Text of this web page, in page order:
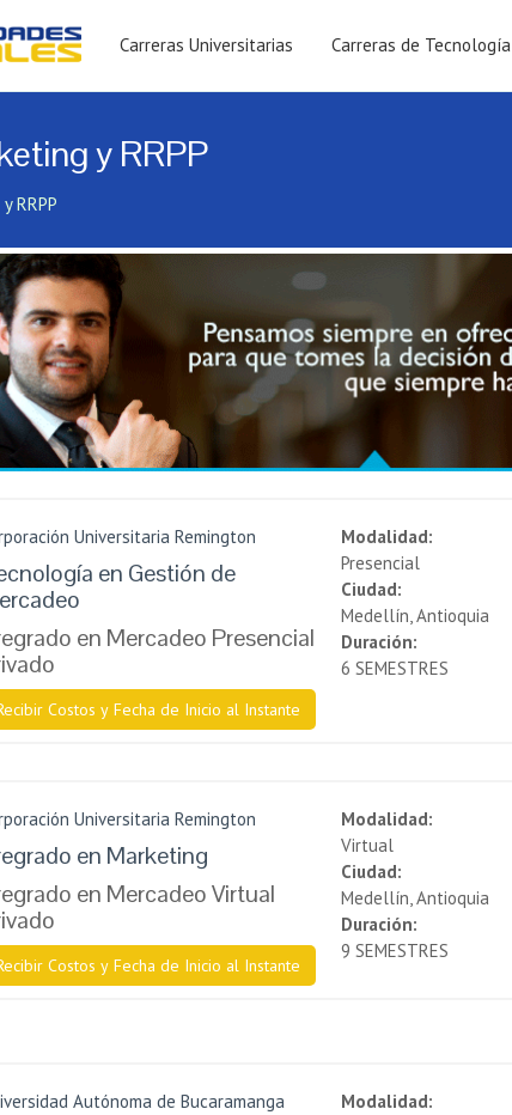
Carreras Universitarias Carreras de Tecnología
y RRPP
RRPP
Universitaria Remington
en Gestión de
en Mercadeo Presencial
Costos y Fecha de Inicio al Instante
Modalidad:
Presencial
Ciudad:
Medellín, Antioquia
Duración:
6 SEMESTRES
Universitaria Remington
en Marketing
en Mercadeo Virtual
Costos y Fecha de Inicio al Instante
Modalidad:
Virtual
Ciudad:
Medellín, Antioquia
Duración:
9 SEMESTRES
Autónoma de Bucaramanga
Modalidad: